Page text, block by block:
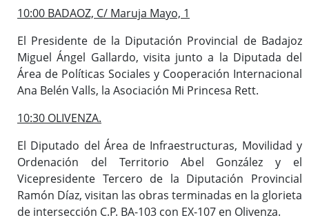
10:00 BADAOZ, C/ Maruja Mayo, 1
El Presidente de la Diputación Provincial de Badajoz
Miguel Ángel Gallardo, visita junto a la Diputada del
Área de Políticas Sociales y Cooperación Internacional
Ana Belén Valls, la Asociación Mi Princesa Rett.
10:30 OLIVENZA.
El Diputado del Área de Infraestructuras, Movilidad y
Ordenación del Territorio Abel González y el
Vicepresidente Tercero de la Diputación Provincial
Ramón Díaz, visitan las obras terminadas en la glorieta
de intersección C.P. BA-103 con EX-107 en Olivenza.